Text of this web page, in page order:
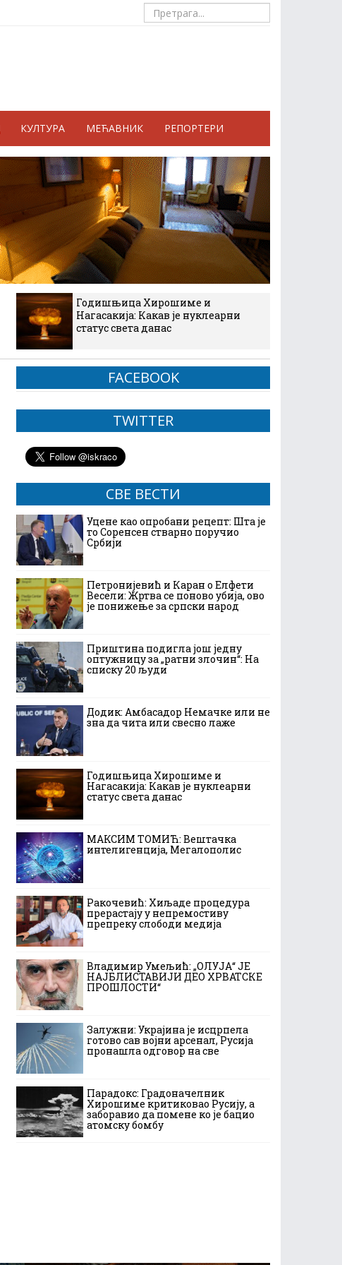
КУЛТУРА МЕЋАВНИК РЕПОРТЕРИ
Годишњица Хирошиме и
Нагасакија: Какав је нуклеарни
статус света данас
FACEBOOK
TWITTER
СВЕ ВЕСТИ
Уцене као опробани рецепт: Шта је
то Соренсен стварно поручио
Србији
Петронијевић и Каран о Елфети
Весели: Жртва се поново убија, ово
је понижење за српски народ
Приштина подигла још једну
оптужницу за „ратни злочин“: На
списку 20 људи
Додик: Амбасадор Немачке или не
зна да чита или свесно лаже
Годишњица Хирошиме и
Нагасакија: Какав је нуклеарни
статус света данас
МАКСИМ ТОМИЋ: Вештачка
интелигенција, Мегалополис
Ракочевић: Хиљаде процедура
прерастају у непремостиву
препреку слободи медија
Владимир Умељић: „ОЛУЈА“ ЈЕ
НАЈБЛИСТАВИЈИ ДЕО ХРВАТСКЕ
ПРОШЛОСТИ“
Залужни: Украјина је исцрпела
готово сав војни арсенал, Русија
пронашла одговор на све
Парадокс: Градоначелник
Хирошиме критиковао Русију, а
заборавио да помене ко је бацио
атомску бомбу